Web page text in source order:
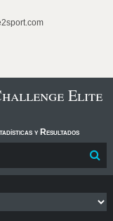
Elite
y Resultados